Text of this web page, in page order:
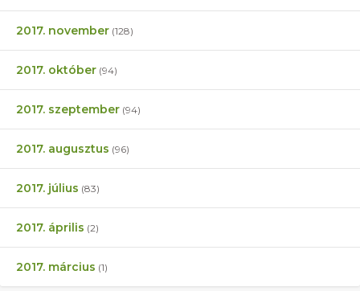
2017. november (128)
2017. október (94)
2017. szeptember (94)
2017. augusztus (96)
2017. július (83)
2017. április (2)
2017. március (1)